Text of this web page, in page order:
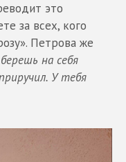
это
за всех, кого
Петрова же
на себя
У тебя